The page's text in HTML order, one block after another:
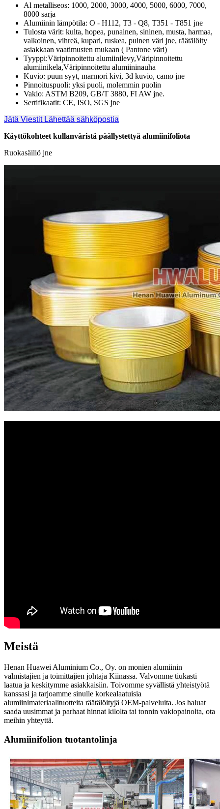
Al metalliseos: 1000, 2000, 3000, 4000, 5000, 6000, 7000,
8000 sarja
Alumiinin lämpötila: O - H112, T3 - Q8, T351 - T851 jne
Tulosta värit: kulta, hopea, punainen, sininen, musta, harmaa,
valkoinen, vihreä, kupari, ruskea, puinen väri jne, räätälöity
asiakkaan vaatimusten mukaan ( Pantone väri)
Tyyppi:Väripinnoitettu alumiinilevy,Väripinnoitettu
alumiinikela,Väripinnoitettu alumiininauha
Kuvio: puun syyt, marmori kivi, 3d kuvio, camo jne
Pinnoituspuoli: yksi puoli, molemmin puolin
Vakio: ASTM B209, GB/T 3880, FI AW jne.
Sertifikaatit: CE, ISO, SGS jne
Jätä Viestit Lähettää sähköpostia
Käyttökohteet kullanväristä päällystettyä alumiinifoliota
Ruokasäiliö jne
Meistä
Henan Huawei Aluminium Co., Oy. on monien alumiinin
valmistajien ja toimittajien johtaja Kiinassa. Valvomme tiukasti
laatua ja keskitymme asiakkaisiin. Toivomme syvällistä yhteistyötä
kanssasi ja tarjoamme sinulle korkealaatuisia
alumiinimateriaalituotteita räätälöityjä OEM-palveluita. Jos haluat
saada uusimmat ja parhaat hinnat kilolta tai tonnin vakiopainolta, ota
meihin yhteyttä.
Alumiinifolion tuotantolinja